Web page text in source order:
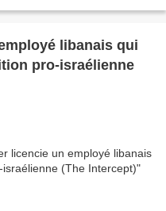
libanais qui
pro-israélienne